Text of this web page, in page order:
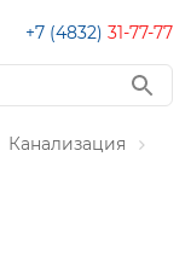
+7 (4832) 31-77-77
Канализация